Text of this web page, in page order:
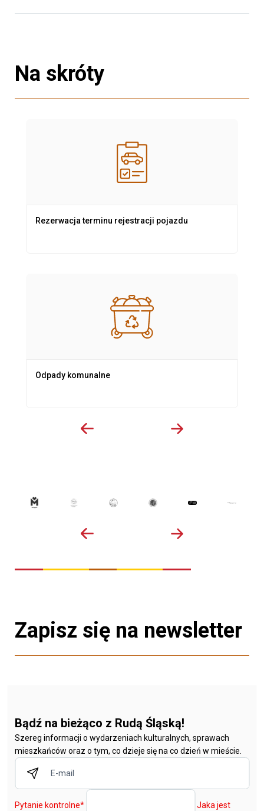
Na skróty
Rezerwacja terminu rejestracji pojazdu
Odpady komunalne
Zapisz się na newsletter
Bądź na bieżąco z Rudą Śląską!
Szereg informacji o wydarzeniach kulturalnych, sprawach
mieszkańców oraz o tym, co dzieje się na co dzień w mieście.
Pytanie kontrolne* Jaka jest